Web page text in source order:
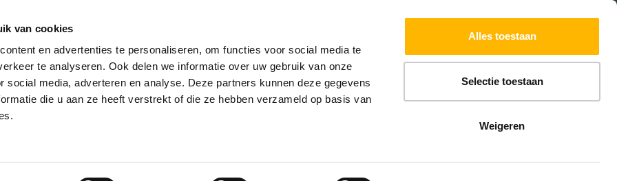
van cookies
en advertenties te personaliseren, om functies voor social media te
te analyseren. Ook delen we informatie over uw gebruik van onze
social media, adverteren en analyse. Deze partners kunnen deze gegevens
die u aan ze heeft verstrekt of die ze hebben verzameld op basis van
Alles toestaan
Selectie toestaan
Weigeren